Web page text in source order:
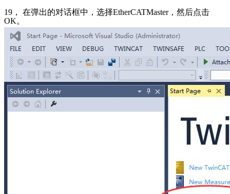
19 ， 在弹出的对话框中，选择EtherCATMaster，然后点击
OK。